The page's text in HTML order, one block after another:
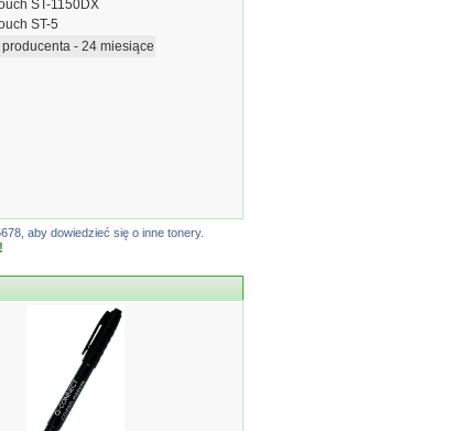
ST-1150DX
ST-5
- 24 miesiące
aby dowiedzieć się o inne tonery.